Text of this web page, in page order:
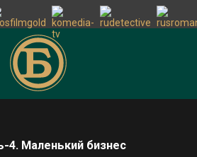
4. Маленький бизнес